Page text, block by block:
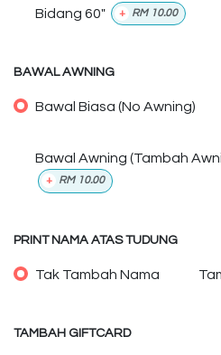
Bidang 60" + RM 10.00
BAWAL AWNING
Bawal Biasa (No Awning)
Bawal Awning (Tambah
+ RM 10.00
PRINT NAMA ATAS TUDUNG
Tak Tambah Nama
TAMBAH GIFTCARD